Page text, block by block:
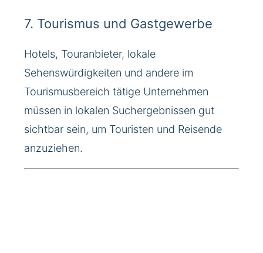
7. Tourismus und Gastgewerbe
Hotels, Touranbieter, lokale
Sehenswürdigkeiten und andere im
Tourismusbereich tätige Unternehmen
müssen in lokalen Suchergebnissen gut
sichtbar sein, um Touristen und Reisende
anzuziehen.